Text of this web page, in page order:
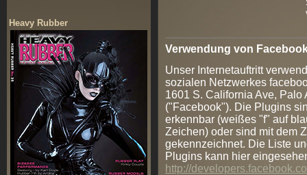
Heavy Rubber
Verwendung von
Unser Internetauftritt
sozialen Netzwerkes
1601 S. California Ave, Palo
("Facebook"). Die Plugins
erkennbar (weißes "f" auf
Zeichen) oder sind mit dem
gekennzeichnet. Die Liste
Plugins kann hier
http://